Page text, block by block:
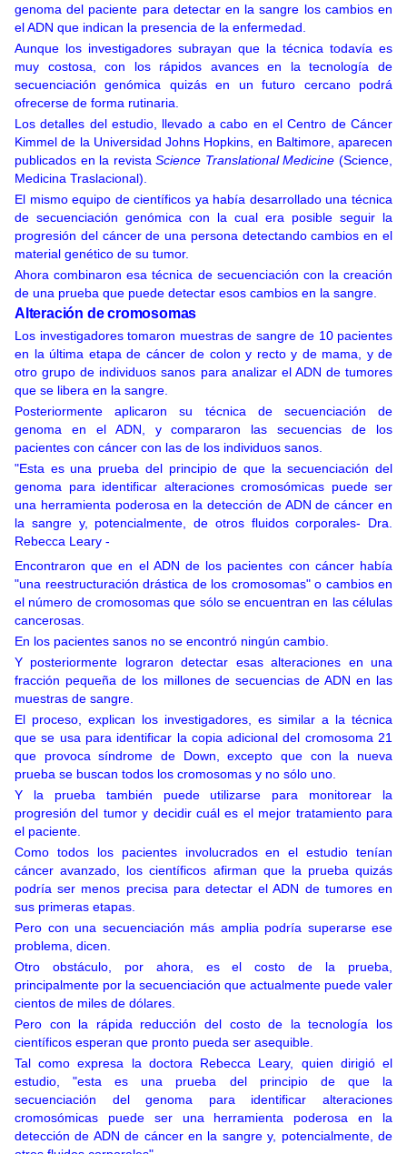
genoma del paciente para detectar en la sangre los cambios en
el ADN que indican la presencia de la enfermedad.
Aunque los investigadores subrayan que la técnica todavía es
muy costosa, con los rápidos avances en la tecnología de
secuenciación genómica quizás en un futuro cercano podrá
ofrecerse de forma rutinaria.
Los detalles del estudio, llevado a cabo en el Centro de Cáncer
Kimmel de la Universidad Johns Hopkins, en Baltimore, aparecen
publicados en la revistaScience Translational Medicine (Science,
Medicina Traslacional).
El mismo equipo de científicos ya había desarrollado una técnica
de secuenciación genómica con la cual era posible seguir la
progresión del cáncer de una persona detectando cambios en el
material genético de su tumor.
Ahora combinaron esa técnica de secuenciación con la creación
de una prueba que puede detectar esos cambios en la sangre.
Alteración de cromosomas
Los investigadores tomaron muestras de sangre de 10 pacientes
en la última etapa de cáncer de colon y recto y de mama, y de
otro grupo de individuos sanos para analizar el ADN de tumores
que se libera en la sangre.
Posteriormente aplicaron su técnica de secuenciación de
genoma en el ADN, y compararon las secuencias de los
pacientes con cáncer con las de los individuos sanos.
"Esta es una prueba del principio de que la secuenciación del
genoma para identificar alteraciones cromosómicas puede ser
una herramienta poderosa en la detección de ADN de cáncer en
la sangre y, potencialmente, de otros fluidos corporales-
Dra.
Rebecca Leary -
Encontraron que en el ADN de los pacientes con cáncer había
"una reestructuración drástica de los cromosomas" o cambios en
el número de cromosomas que sólo se encuentran en las células
cancerosas.
En los pacientes sanos no se encontró ningún cambio.
Y posteriormente lograron detectar esas alteraciones en una
fracción pequeña de los millones de secuencias de ADN en las
muestras de sangre.
El proceso, explican los investigadores, es similar a la técnica
que se usa para identificar la copia adicional del cromosoma 21
que provoca síndrome de Down, excepto que con la nueva
prueba se buscan todos los cromosomas y no sólo uno.
Y la prueba también puede utilizarse para monitorear la
progresión del tumor y decidir cuál es el mejor tratamiento para
el paciente.
Como todos los pacientes involucrados en el estudio tenían
cáncer avanzado, los científicos afirman que la prueba quizás
podría ser menos precisa para detectar el ADN de tumores en
sus primeras etapas.
Pero con una secuenciación más amplia podría superarse ese
problema, dicen.
Otro obstáculo, por ahora, es el costo de la prueba,
principalmente por la secuenciación que actualmente puede valer
cientos de miles de dólares.
Pero con la rápida reducción del costo de la tecnología los
científicos esperan que pronto pueda ser asequible.
Tal como expresa la doctora Rebecca Leary, quien dirigió el
estudio, "esta es una prueba del principio de que la
secuenciación del genoma para identificar alteraciones
cromosómicas puede ser una herramienta poderosa en la
detección de ADN de cáncer en la sangre y, potencialmente, de